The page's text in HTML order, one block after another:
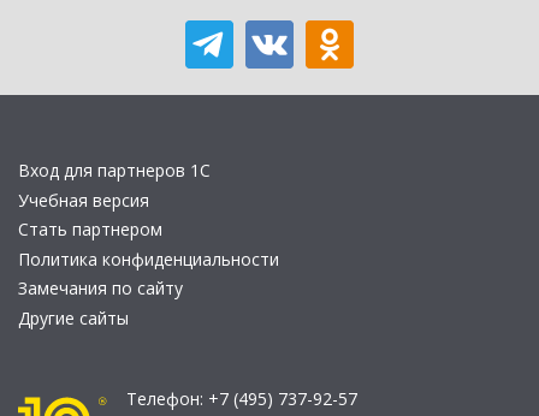
Вход для партнеров 1С
Учебная версия
Стать партнером
Политика конфиденциальности
Замечания по сайту
Другие сайты
Телефон: +7 (495) 737-92-57